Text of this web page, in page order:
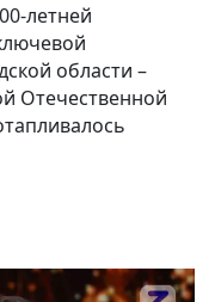
летней
области –
Отечественной